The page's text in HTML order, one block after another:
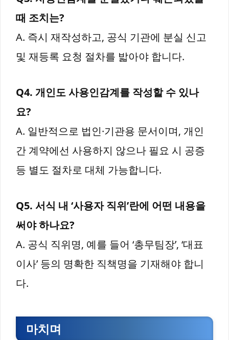
때 조치는?
A. 즉시 재작성하고, 공식 기관에 분실 신고
및 재등록 요청 절차를 밟아야 합니다.
Q4. 개인도 사용인감계를 작성할 수 있나
요?
A. 일반적으로 법인·기관용 문서이며, 개인
간 계약에선 사용하지 않으나 필요 시 공증
등 별도 절차로 대체 가능합니다.
Q5. 서식 내 ‘사용자 직위’란에 어떤 내용을
써야 하나요?
A. 공식 직위명, 예를 들어 ‘총무팀장’, ‘대표
이사’ 등의 명확한 직책명을 기재해야 합니
다.
마치며